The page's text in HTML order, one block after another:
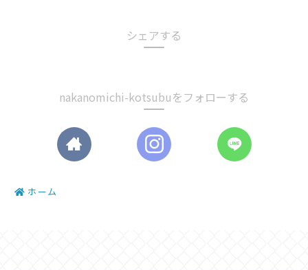
シェアする
nakanomichi-kotsubuをフォローする
ホーム